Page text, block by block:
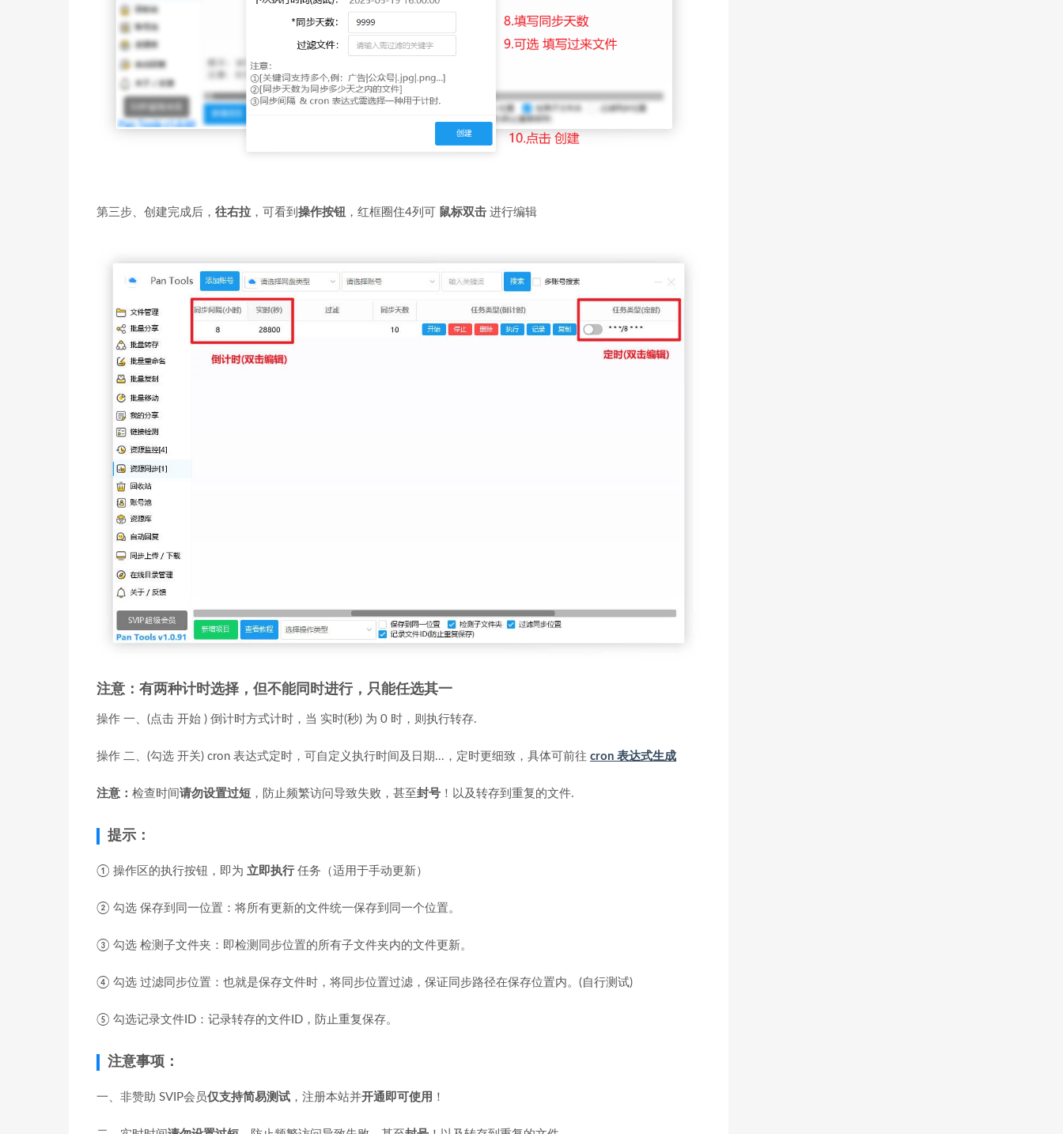
第三步、创建完成后， 往右拉 ，可看到 操作按钮 ，红框圈住4列可 鼠标双击 进行编辑
注意：有两种计时选择，但不能同时进行，只能任选其一
操作 一、(点击 开始 ) 倒计时方式计时，当 实时(秒) 为 0 时，则执行转存.
操作 二、(勾选 开关) cron 表达式定时，可自定义执行时间及日期...，定时更细致，具体可前往 cron 表达式生成
注意： 检查时间请勿设置过短 ，防止频繁访问导致失败，甚至封号 ！以及转存到重复的文件.
提示：
① 操作区的执行按钮，即为 立即执行任务（适用于手动更新）
② 勾选 保存到同一位置：将所有更新的文件统一保存到同一个位置。
③ 勾选 检测子文件夹：即检测同步位置的所有子文件夹内的文件更新。
④ 勾选 过滤同步位置：也就是保存文件时，将同步位置过滤，保证同步路径在保存位置内。(自行测试)
⑤ 勾选记录文件ID：记录转存的文件ID，防止重复保存。
注意事项：
一、非赞助 SVIP会员仅支持简易测试 ，注册本站并开通即可使用 ！